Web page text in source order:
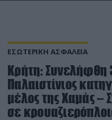
ΕΣΩΤΕΡΙΚΗ ΑΣΦΑΛΕΙΑ
Κρήτη: Συνελήφθη
Παλαιστίνιος
μέλος της Χαμάς –
σε